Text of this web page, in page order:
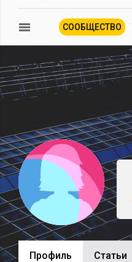
СООБЩЕСТВО
Профиль Cтатьи